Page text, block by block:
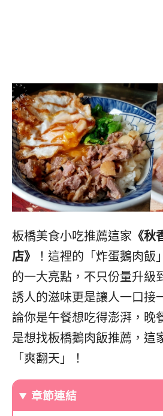
板橋美食小吃推薦這家 《
店》
！這裡的「炸蛋鵝肉飯
的一大亮點，不只份量升級
誘人的滋味更是讓人一口接
論你是午餐想吃得澎湃，晚
是想找板橋鵝肉飯推薦，這
「爽翻天」！
章節連結